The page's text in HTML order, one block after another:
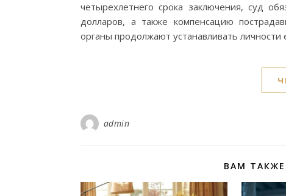
четырехлетнего срока заключения, суд
долларов, а также компенсацию
органы продолжают устанавливать личности
admin
ВАМ